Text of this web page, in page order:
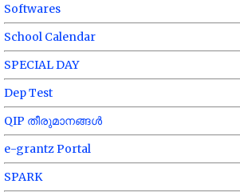
Softwares
School Calendar
SPECIAL DAY
Dep Test
QIP തീരുമാനങ്ങൾ
e-grantz Portal
SPARK